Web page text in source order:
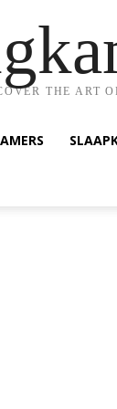
THE ART